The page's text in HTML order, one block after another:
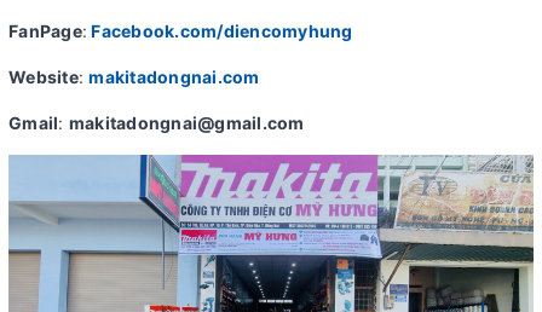
FanPage: Facebook.com/diencomyhung
Website:makitadongnai.com
Gmail: makitadongnai@gmail.com